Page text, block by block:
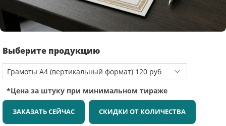
Выберите продукцию
*Цена за штуку при минимальном тираже
ЗАКАЗАТЬ СЕЙЧАС СКИДКИ ОТ КОЛИЧЕСТВА